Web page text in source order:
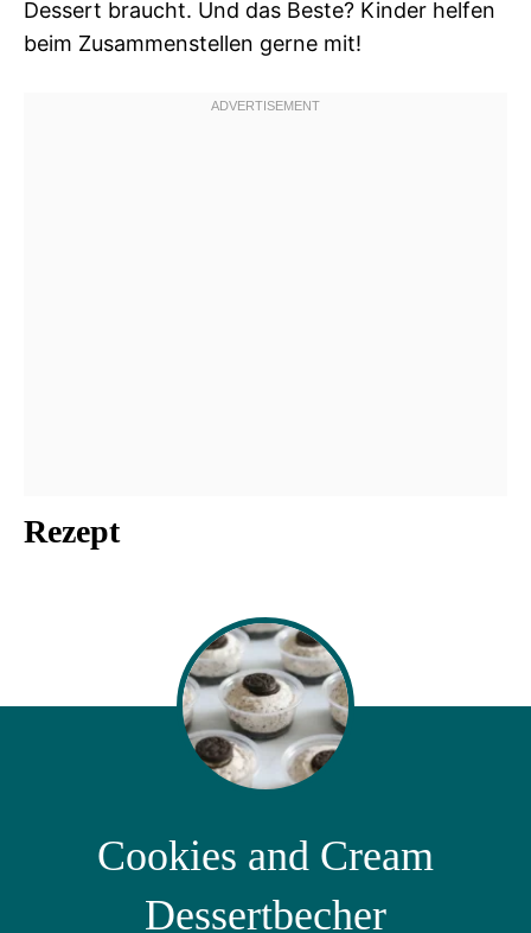
Dessert braucht. Und das Beste? Kinder helfen
beim Zusammenstellen gerne mit!
Rezept
Cookies and Cream
Dessertbecher